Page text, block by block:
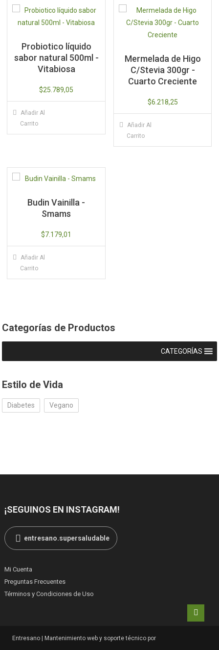
Probiotico líquido
sabor natural 500ml -
Vitabiosa
$25.789,05
Añadir Al
Carrito
Mermelada de Higo
C/Stevia 300gr -
Cuarto Creciente
$6.218,25
Añadir Al
Carrito
Budin Vainilla -
Smams
$7.179,01
Añadir Al
Carrito
Categorías de Productos
CATEGORÍAS
Estilo de Vida
Diabetes Vegano
¡SEGUINOS EN INSTAGRAM!
entresano.supersaludable
Mi Cuenta
Preguntas Frecuentes
Términos y Condiciones de Uso
Entresano Mantenimiento web y soporte técnico por